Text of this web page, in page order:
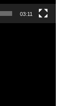
03:11